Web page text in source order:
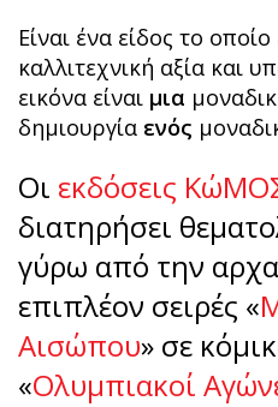
Είναι ένα είδος το
καλλιτεχνική αξία και
εικόνα είναι μια
δημιουργία ενός
Οι εκδόσεις
διατηρήσει
γύρω από την
επιπλέον σειρές «
Αισώπου» σε
«Ολυμπιακοί